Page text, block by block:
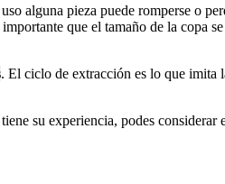
alguna pieza puede romperse o
que el tamaño de la copa
. El ciclo de extracción es lo que imita
su experiencia, podes